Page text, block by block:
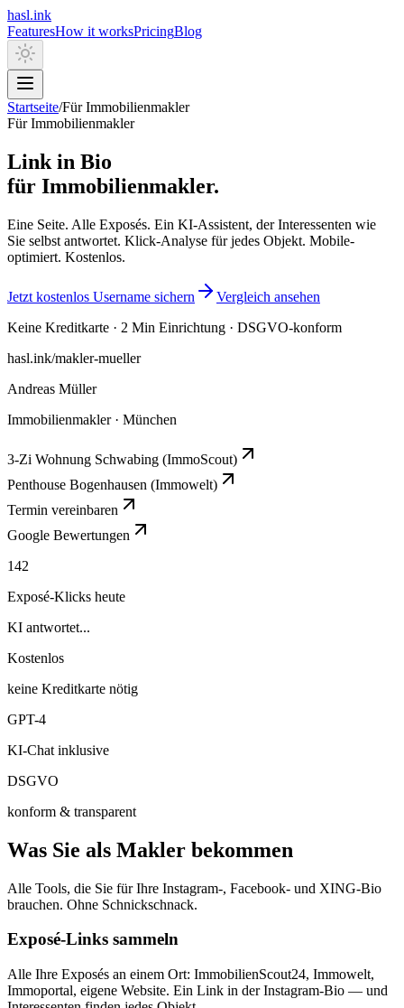
hasl.ink
FeaturesHow it worksPricingBlog
Startseite/Für Immobilienmakler
Für Immobilienmakler
Link in Bio
für Immobilienmakler.
Eine Seite. Alle Exposés. Ein KI-Assistent, der Interessenten wie
Sie selbst antwortet. Klick-Analyse für jedes Objekt. Mobile-
optimiert. Kostenlos.
Jetzt kostenlos Username sichern
Vergleich ansehen
Keine Kreditkarte · 2 Min Einrichtung · DSGVO-konform
hasl.ink/makler-mueller
Andreas Müller
Immobilienmakler · München
3-Zi Wohnung Schwabing (ImmoScout)
Penthouse Bogenhausen (Immowelt)
Termin vereinbaren
Google Bewertungen
142
Exposé-Klicks heute
KI antwortet...
Kostenlos
keine Kreditkarte nötig
GPT-4
KI-Chat inklusive
DSGVO
konform & transparent
Was Sie als Makler bekommen
Alle Tools, die Sie für Ihre Instagram-, Facebook- und XING-Bio
brauchen. Ohne Schnickschnack.
Exposé-Links sammeln
Alle Ihre Exposés an einem Ort: ImmobilienScout24, Immowelt,
Immoportal, eigene Website. Ein Link in der Instagram-Bio — und